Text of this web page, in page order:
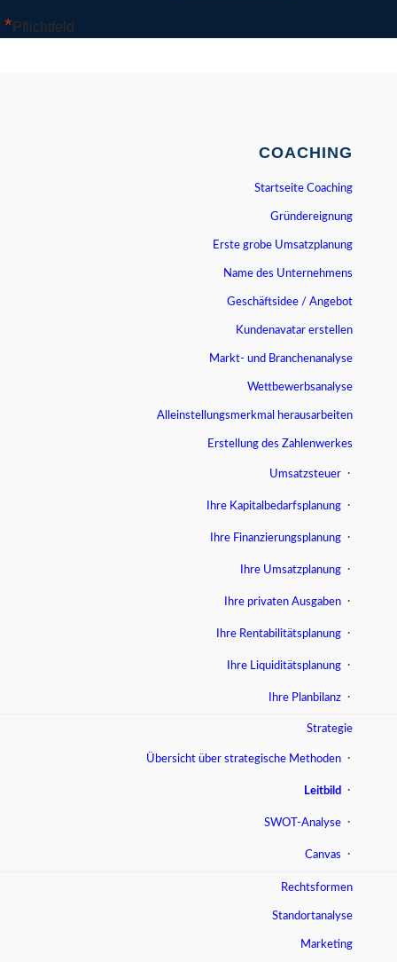
* Pflichtfeld
COACHING
Startseite Coaching
Gründereignung
Erste grobe Umsatzplanung
Name des Unternehmens
Geschäftsidee / Angebot
Kundenavatar erstellen
Markt- und Branchenanalyse
Wettbewerbsanalyse
Alleinstellungsmerkmal herausarbeiten
Erstellung des Zahlenwerkes
Umsatzsteuer
Ihre Kapitalbedarfsplanung
Ihre Finanzierungsplanung
Ihre Umsatzplanung
Ihre privaten Ausgaben
Ihre Rentabilitätsplanung
Ihre Liquiditätsplanung
Ihre Planbilanz
Strategie
Übersicht über strategische Methoden
Leitbild
SWOT-Analyse
Canvas
Rechtsformen
Standortanalyse
Marketing